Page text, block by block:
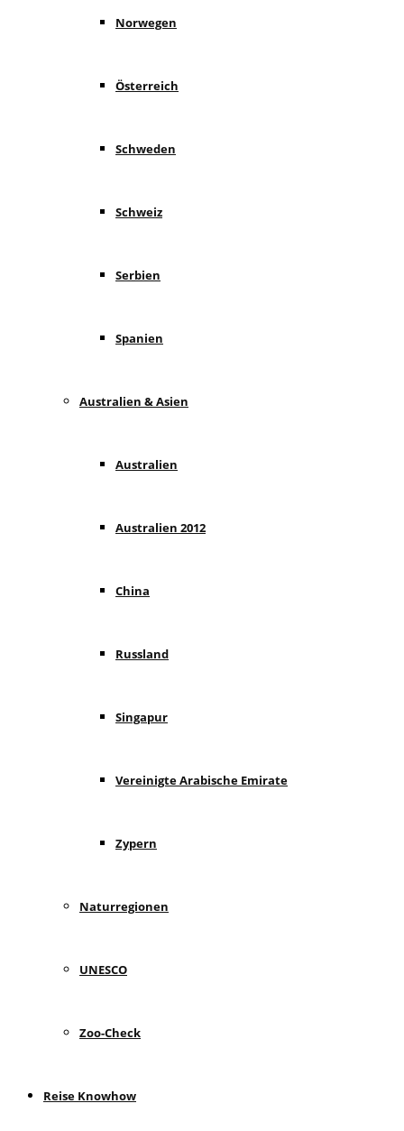
Norwegen
Österreich
Schweden
Schweiz
Serbien
Spanien
Australien & Asien
Australien
Australien 2012
China
Russland
Singapur
Vereinigte Arabische Emirate
Zypern
Naturregionen
UNESCO
Zoo-Check
Reise Knowhow